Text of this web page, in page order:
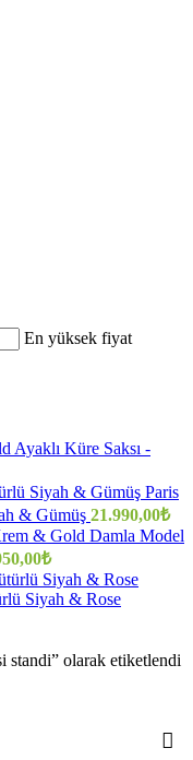
En yüksek fiyat
Ayaklı Küre Saksı -
Paris
& Gümüş 21.990,00₺
Damla Model
₺
Siyah & Rose
standi” olarak etiketlendi